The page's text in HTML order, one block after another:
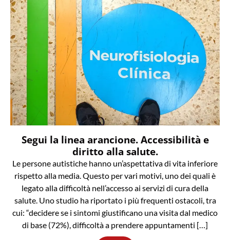
Segui la linea arancione. Accessibilità e
diritto alla salute.
Le persone autistiche hanno un’aspettativa di vita inferiore
rispetto alla media. Questo per vari motivi, uno dei quali è
legato alla difficoltà nell’accesso ai servizi di cura della
salute. Uno studio ha riportato i più frequenti ostacoli, tra
cui: “decidere se i sintomi giustificano una visita dal medico
di base (72%), difficoltà a prendere appuntamenti […]